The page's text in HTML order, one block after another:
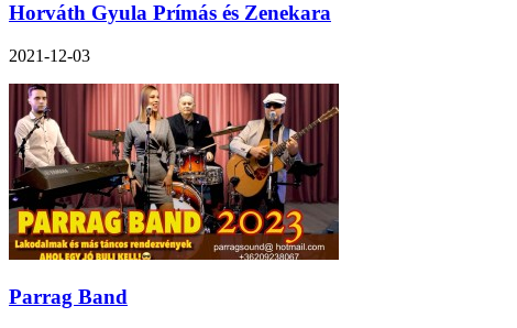
Horváth Gyula Prímás és Zenekara
2021-12-03
Parrag Band